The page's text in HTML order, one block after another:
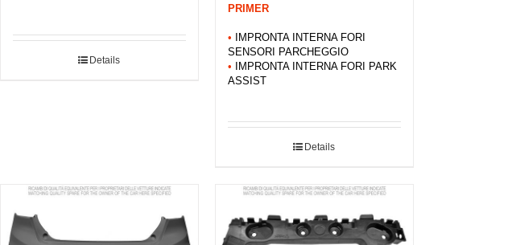
Details
PRIMER
•
IMPRONTA INTERNA FORI
SENSORI PARCHEGGIO
•
IMPRONTA INTERNA FORI PARK
ASSIST
Details